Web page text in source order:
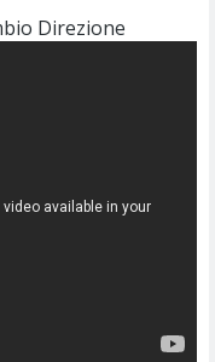
Direzione